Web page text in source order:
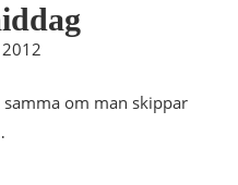
samma om man skippar